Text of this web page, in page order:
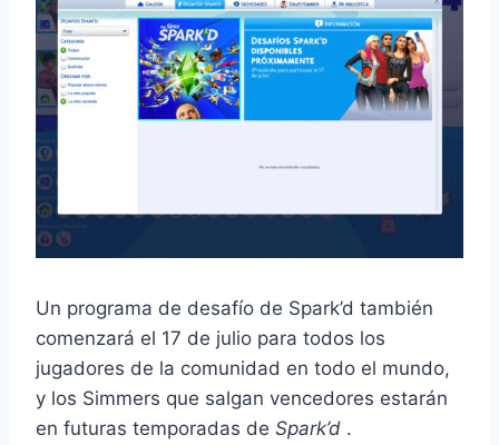
Un programa de desafío de Spark’d también
comenzará el 17 de julio para todos los
jugadores de la comunidad en todo el mundo,
y los Simmers que salgan vencedores estarán
en futuras temporadas de Spark’d .